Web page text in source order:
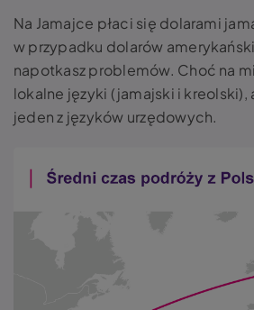
Na Jamajce płaci się dolarami
w przypadku dolarów
napotkasz problemów. Choć na
lokalne języki (jamajski i kreolski),
jeden z języków urzędowych.